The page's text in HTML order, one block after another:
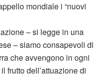
mondiale i “nuovi
– si legge in una
– siamo consapevoli di
che avvengono in ogni
frutto dell’attuazione di